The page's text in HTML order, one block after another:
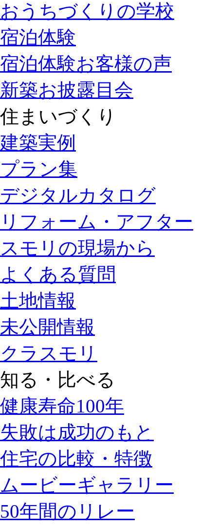
おうちづくりの学校
宿泊体験
宿泊体験お客様の声
新築お披露目会
住まいづくり
建築実例
プラン集
デジタルカタログ
リフォーム・アフター
スモリの現場から
よくある質問
土地情報
未公開情報
クラスモリ
知る・比べる
健康寿命100年
失敗は成功のもと
住宅の比較・特徴
ムービーギャラリー
50年間のリレー